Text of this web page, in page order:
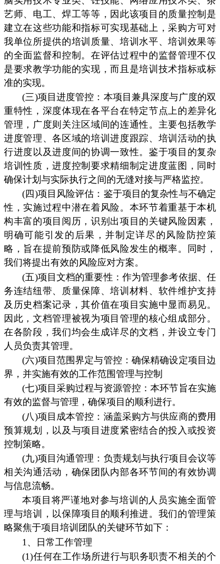
艺师、电工、焊工等等，因此该项目的质量控制是
建立在这些功能和指标可实现基础上，采购方可对
我单位所提供的培训质量、培训水平、培训效果等
的全面监督和控制。在评估过程中的监督管理不仅
是要求教学功能的实现，而且是培训技术指标或标
准的实现。
(三)项目进度管控：本项目兼具深度与广度的双
重特性，深度体现在各平台在特定节点上的差异化
管理，广度则关注区域间的连通性。主要包括教学
进度管理、各区域的培训进度跟踪、培训活动的执
行进度以及进度间的协调一致性。鉴于项目的复杂
培训性质，进度控制要求精细制定进度蓝图，同时
确保计划与实际执行之间的无缝对接与严格监控。
(四)项目风险评估：鉴于项目的复杂性与不确定
性，实施过程中潜在着风险。本环节着重基于本机
构丰富的项目阅历，识别出项目的关键风险因素，
明确可能引发的后果，并制定详尽的风险防控策
略，旨在提前预防或降低风险发生的概率。同时，
我们将提出有效的风险应对方案。
(五)项目文档的重要性：作为管理参考依据、任
务连结纽带、质量保障、培训材料、软件维护支持
及历史档案记录，其价值在项目实施中显而易见。
因此，文档管理被视为项目管理的核心组成部分。
在各阶段，我们均会生成详尽的文档，并设立专门
人员负责其管理。
(六)项目范围界定与管控：确保精确设定项目边
界，并实施有效的工作范围管理与控制
(七)项目采购过程与资源管控：本环节旨在实施
有效的监督与管理，确保项目的顺利进行。
(八)项目成本管控：涵盖采购方与供应商的费用
预算规划，以及与项目进度紧密结合的投入或投资
控制策略。
(九)项目沟通管理：负责规划与执行项目会议等
相关沟通活动，确保团队内部各环节间的有效协调
与信息流畅。
本项目将严谨地对参与培训的人员实施全面管
理与培训，以保障项目的顺利推进。我们的管理策
略聚焦于项目培训团队的关键环节如下：
1、日常工作管理
(1)任何在工作场所进行与职务职责不相关的个